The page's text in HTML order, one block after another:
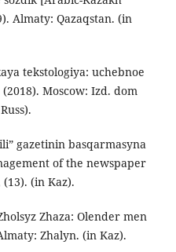
Almaty: Qazaqstan. (in
tekstologiya: uchebnoe
Moscow: Izd. dom
gazetinin basqarmasyna
of the newspaper
(13). (in Kaz).
Zhaza: Olender men
Zhalyn. (in Kaz).